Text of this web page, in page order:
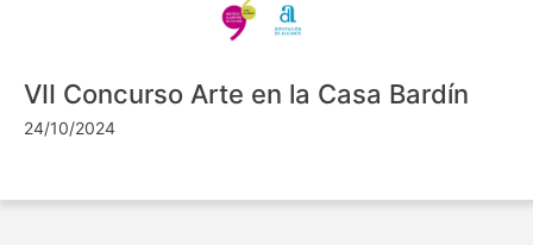
VII Concurso Arte en la Casa Bardín
24/10/2024